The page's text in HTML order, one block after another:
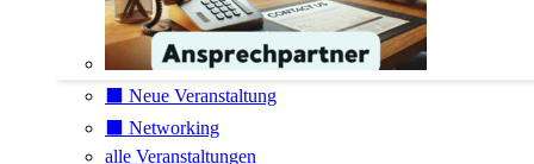
⬛️ Neue Veranstaltung
⬛️ Networking
alle Veranstaltungen